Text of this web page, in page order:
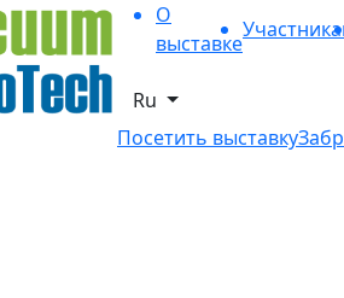
О
выставке
Ru
Посетить выставку